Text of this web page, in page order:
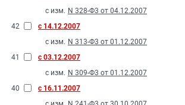
с изм. N 328-Ф3 от 04.12.2007
42
с 14.12.2007
с изм. N 313-Ф3 от 01.12.2007
41
с 03.12.2007
с изм. N 309-Ф3 от 01.12.2007
40
с 16.11.2007